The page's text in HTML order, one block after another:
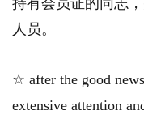
持有会员证的同志
人员。
☆ after the good
extensive attention